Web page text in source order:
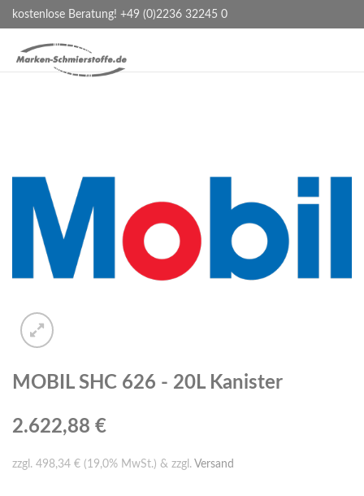
kostenlose Beratung! +49 (0)2236 32245 0
MOBIL SHC 626 - 20L Kanister
2.622,88 €
zzgl. 498,34 € (19,0% MwSt.) & zzgl. Versand